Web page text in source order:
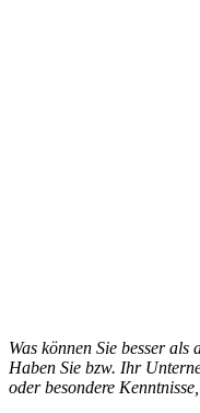
Was können Sie besser
Haben Sie bzw. Ihr
oder besondere